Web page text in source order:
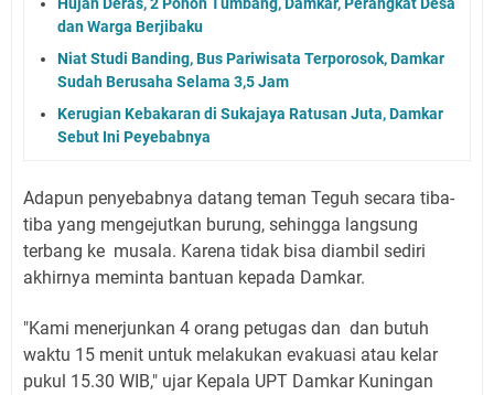
dan Warga Berjibaku
Niat Studi Banding, Bus Pariwisata Terporosok, Damkar
Sudah Berusaha Selama 3,5 Jam
Kerugian Kebakaran di Sukajaya Ratusan Juta, Damkar
Sebut Ini Peyebabnya
Adapun penyebabnya datang teman Teguh secara tiba-
tiba yang mengejutkan burung, sehingga langsung
terbang ke musala. Karena tidak bisa diambil sediri
akhirnya meminta bantuan kepada Damkar.
"Kami menerjunkan 4 orang petugas dan dan butuh
waktu 15 menit untuk melakukan evakuasi atau kelar
pukul 15.30 WIB," ujar Kepala UPT Damkar Kuningan